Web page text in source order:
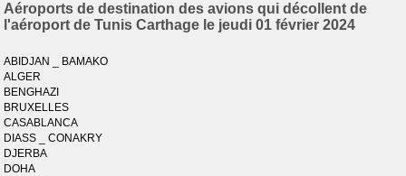
Aéroports de destination des avions qui décollent de
l'aéroport de Tunis Carthage le jeudi 01 février 2024
ABIDJAN _ BAMAKO
ALGER
BENGHAZI
BRUXELLES
CASABLANCA
DIASS _ CONAKRY
DJERBA
DOHA